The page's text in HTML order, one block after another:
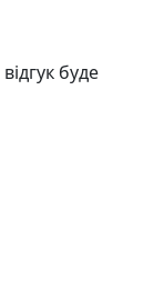
буде